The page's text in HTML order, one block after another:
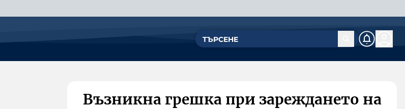
Възникна грешка при зареждането на